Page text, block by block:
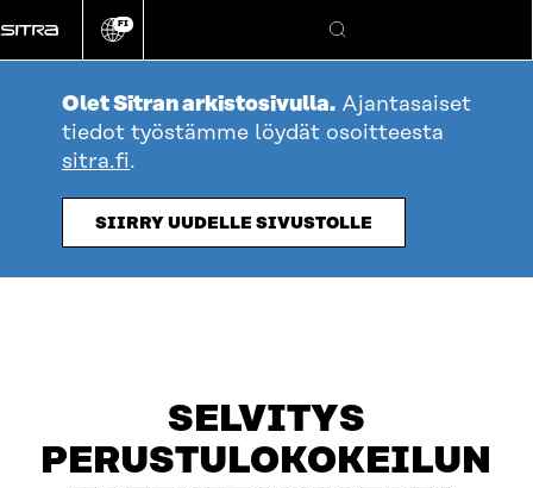
suoraan
sisältöön
Vaihda
kieli
FI
Hae
Olet Sitran arkistosivulla. Ajantasaiset
tiedot työstämme löydät osoitteesta
sitra.fi.
SIIRRY UUDELLE SIVUSTOLLE
SELVITYS
PERUSTULOKOKEILUN
table_of_contents